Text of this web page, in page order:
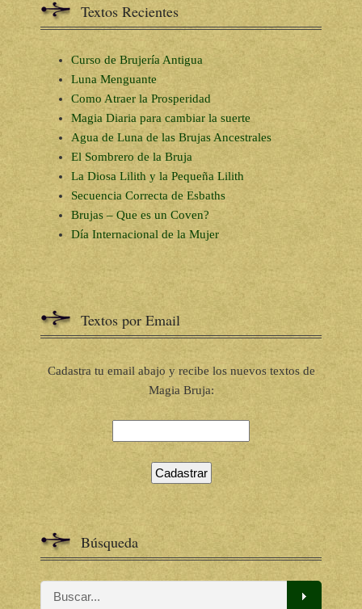
Textos Recientes
Curso de Brujería Antigua
Luna Menguante
Como Atraer la Prosperidad
Magia Diaria para cambiar la suerte
Agua de Luna de las Brujas Ancestrales
El Sombrero de la Bruja
La Diosa Lilith y la Pequeña Lilith
Secuencia Correcta de Esbaths
Brujas – Que es un Coven?
Día Internacional de la Mujer
Textos por Email
Cadastra tu email abajo y recibe los nuevos textos de
Magia Bruja:
Búsqueda